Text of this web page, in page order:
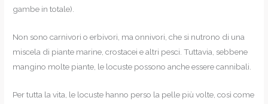
gambe in totale).
Non sono carnivori o erbivori, ma onnivori, che si nutrono di una
miscela di piante marine, crostacei e altri pesci. Tuttavia, sebbene
mangino molte piante, le locuste possono anche essere cannibali.
Per tutta la vita, le locuste hanno perso la pelle più volte, così come